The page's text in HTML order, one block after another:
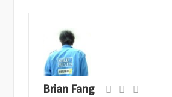
Brian Fang